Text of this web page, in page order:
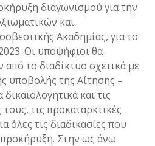
διαγωνισμού για την
και
Ακαδημίας, για το
Οι υποψήφιοι θα
το διαδίκτυο σχετικά με
υποβολής της Αίτησης –
και τις
τις προκαταρκτικές
όλες τις διαδικασίες που
Στην ως άνω